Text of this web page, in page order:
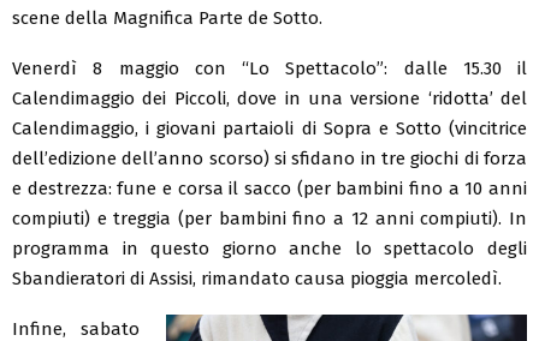
scene della Magnifica Parte de Sotto.
Venerdì 8 maggio con “Lo Spettacolo”: dalle 15.30 il
Calendimaggio dei Piccoli, dove in una versione ‘ridotta’ del
Calendimaggio, i giovani partaioli di Sopra e Sotto (vincitrice
dell’edizione dell’anno scorso) si sfidano in tre giochi di forza
e destrezza: fune e corsa il sacco (per bambini fino a 10 anni
compiuti) e treggia (per bambini fino a 12 anni compiuti). In
programma in questo giorno anche lo spettacolo degli
Sbandieratori di Assisi, rimandato causa pioggia mercoledì.
Infine, sabato